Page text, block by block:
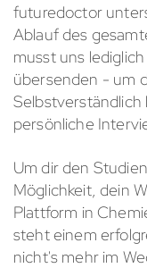
futuredoctor
Ablauf des
musst uns
übersenden - um
Selbstverständlich
persönliche
Um dir den
Möglichkeit, dein
Plattform in
steht einem
nicht's mehr im